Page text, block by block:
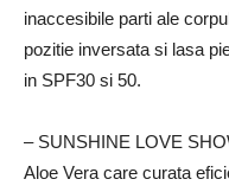
inaccesibile parti ale
pozitie inversata si lasa
in SPF30 si 50.
– SUNSHINE LOVE
Aloe Vera care curata